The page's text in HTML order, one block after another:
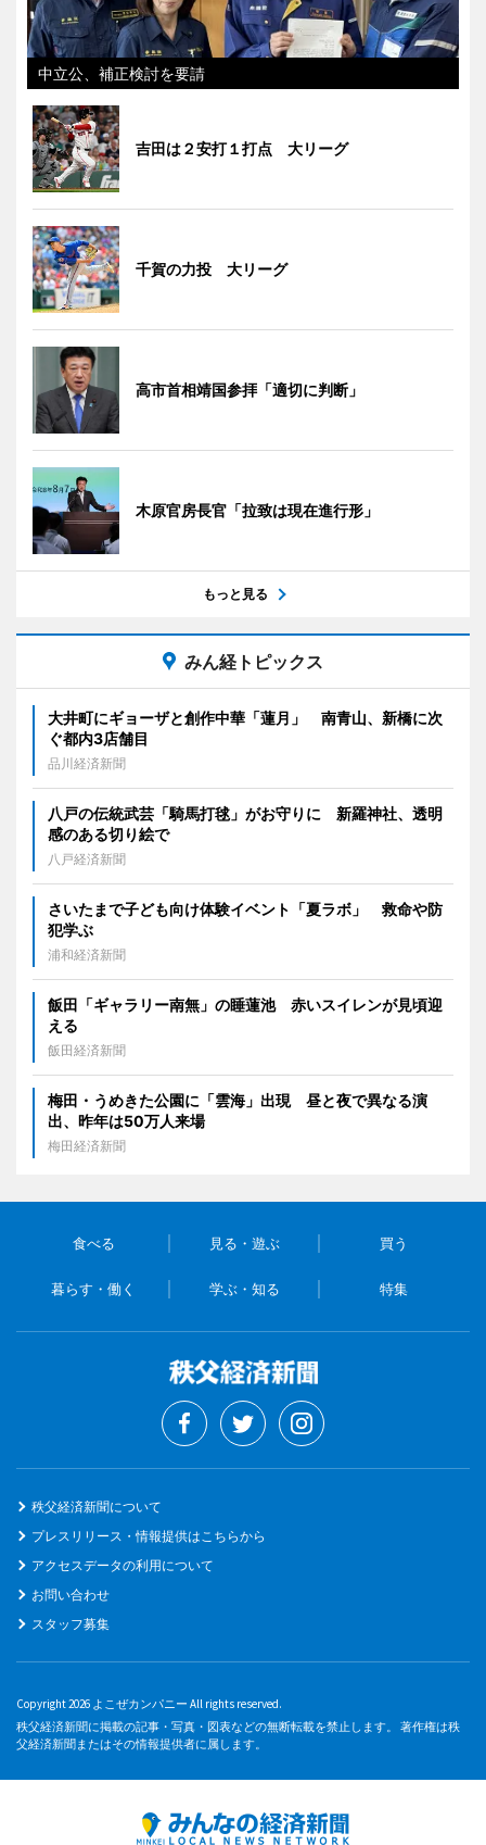
中立公、補正検討を要請
吉田は２安打１打点 大リーグ
千賀の力投 大リーグ
高市首相靖国参拝「適切に判断」
木原官房長官「拉致は現在進行形」
もっと見る
みん経トピックス
大井町にギョーザと創作中華「蓮月」 南青山、新橋に次
ぐ都内3店舗目
品川経済新聞
八戸の伝統武芸「騎馬打毬」がお守りに 新羅神社、透明
感のある切り絵で
八戸経済新聞
さいたまで子ども向け体験イベント「夏ラボ」 救命や防
犯学ぶ
浦和経済新聞
飯田「ギャラリー南無」の睡蓮池 赤いスイレンが見頃迎
える
飯田経済新聞
梅田・うめきた公園に「雲海」出現 昼と夜で異なる演
出、昨年は50万人来場
梅田経済新聞
食べる 見る・遊ぶ 買う
暮らす・働く 学ぶ・知る 特集
秩父経済新聞について
プレスリリース・情報提供はこちらから
アクセスデータの利用について
お問い合わせ
スタッフ募集
Copyright 2026 よこぜカンパニー All rights reserved.
秩父経済新聞に掲載の記事・写真・図表などの無断転載を禁止します。 著作権は秩
父経済新聞またはその情報提供者に属します。